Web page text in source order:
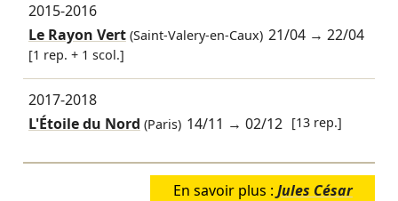
2015-2016
Le Rayon Vert(Saint-Valery-en-Caux) 21/04 →22/04
[1 rep. + 1 scol.]
2017-2018
L'Étoile du Nord (Paris) 14/11 →02/12 [13 rep.]
En savoir plus : Jules César